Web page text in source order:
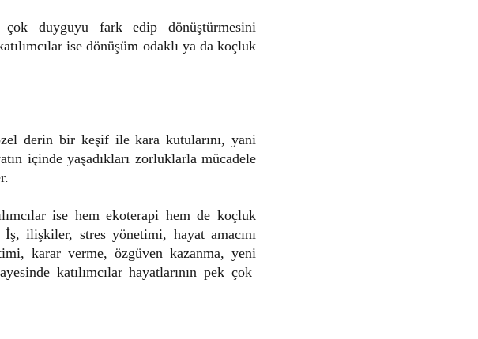
duyguyu fark edip dönüştürmesini
ise dönüşüm odaklı ya da koçluk
derin bir keşif ile kara kutularını, yani
içinde yaşadıkları zorluklarla mücadele
ise hem ekoterapi hem de koçluk
ilişkiler, stres yönetimi, hayat amacını
karar verme, özgüven kazanma, yeni
katılımcılar hayatlarının pek çok